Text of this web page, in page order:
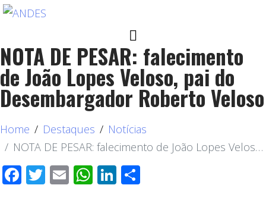
NOTA DE PESAR: falecimento
de João Lopes Veloso, pai do
Desembargador Roberto Veloso
Home Destaques
Notícias
NOTA DE PESAR: falecimento de João Lopes Veloso, pai do Desembargador Roberto Veloso
Facebook
Twitter
EmailWhatsApp
LinkedIn